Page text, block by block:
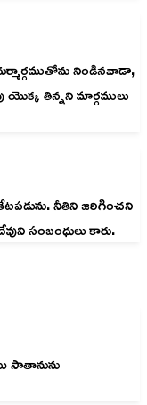
నిండినవాడా,
యొక్క తిన్నని మార్గములు
నీతిని జరిగించని
సంబంధులు కారు.
సాతానును